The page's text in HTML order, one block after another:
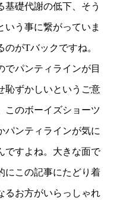
基礎代謝の低下、そう
いう事に繋がっていま
がTバックですね。
でパンティラインが目
恥ずかしいというご意
このボーイズショーツ
パンティラインが気に
ですよね。大きな面で
にこの記事にたどり着
るお方がいらっしゃれ